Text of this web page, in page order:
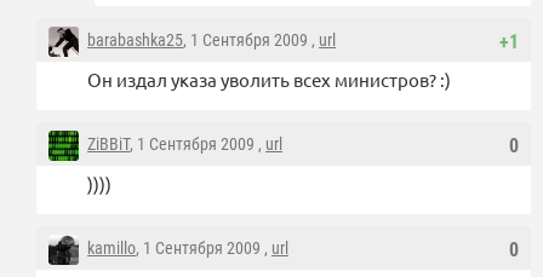
+1
barabashka25, 1 Сентября 2009 , url
Он издал указа уволить всех министров? :)
0
ZiBBiT, 1 Сентября 2009 , url
))))
0
kamillo, 1 Сентября 2009 , url